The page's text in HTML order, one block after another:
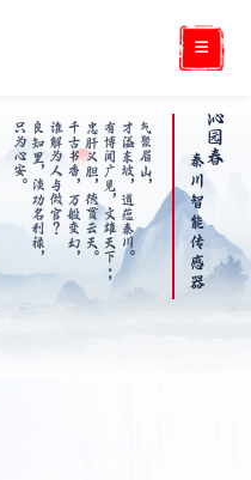
气
聚
眉
山
，
才
溢
东
坡
，
秦
川
。
有
博
闻
广
见
雄
天
下
忠
肝
义
胆
，
云
天
。
千
古
书
香
，
变
幻
，
谁
解
为
人
与
？
良
知
里
，
淡
利
禄
，
只
为
心
安
。
初
心
使
命
登
吾
往
矣
无
私
道
自
宽
造
智
能
传
感
知
世
界
城
乡
智
慧
，
人
间
。
物
物
相
联
，
相
印
，
户
户
家
家
人
。
快
努
力
，
越
万
水
，
直
达
云
端
秦
川
智
能
传
感
器
沁
园
春